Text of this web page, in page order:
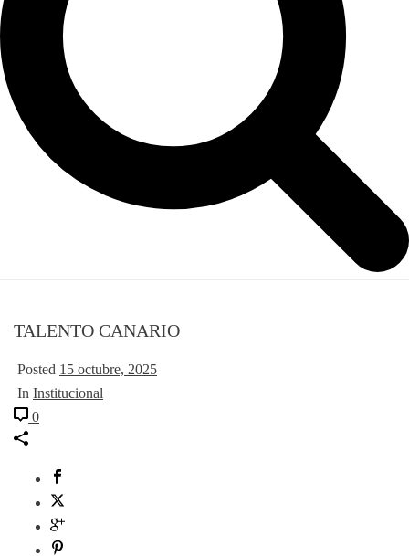
TALENTO CANARIO
Posted 15 octubre, 2025
In Institucional
0